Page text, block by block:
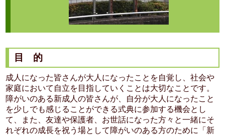
目 的
成人になった皆さんが大人になったことを自覚し、社会や
家庭において自立を目指していくことは大切なことです。
障がいのある新成人の皆さんが、自分が大人になったこと
を少しでも感じることができる式典に参加する機会とし
て、また、友達や保護者、お世話になった方々と一緒にそ
れぞれの成長を祝う場として障がいのある方のために「新